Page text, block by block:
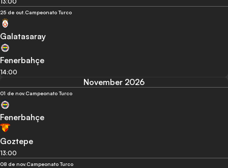
25 de out.Campeonato Turco
Galatasaray
Fenerbahçe
14:00
November 2026
01 de nov.Campeonato Turco
Fenerbahçe
Goztepe
13:00
08 de nov.Campeonato Turco